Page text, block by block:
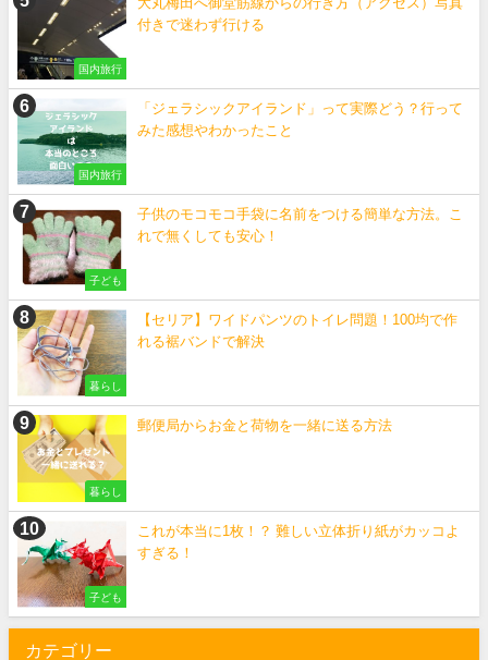
国内旅行
付きで迷わず行ける
国内旅行
「ジェラシックアイランド」って実際どう？行って
みた感想やわかったこと
子ども
子供のモコモコ手袋に名前をつける簡単な方法。こ
れで無くしても安心！
暮らし
【セリア】ワイドパンツのトイレ問題！100均で作
れる裾バンドで解決
暮らし
郵便局からお金と荷物を一緒に送る方法
子ども
これが本当に1枚！？ 難しい立体折り紙がカッコよ
すぎる！
カテゴリー